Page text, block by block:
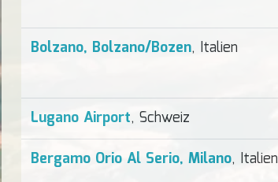
Bolzano, Bolzano/Bozen, Italien
Lugano Airport, Schweiz
Bergamo Orio Al Serio, Milano, Italien